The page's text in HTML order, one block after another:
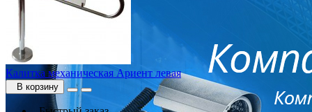
Калитка механическая Ариент левая
В корзину